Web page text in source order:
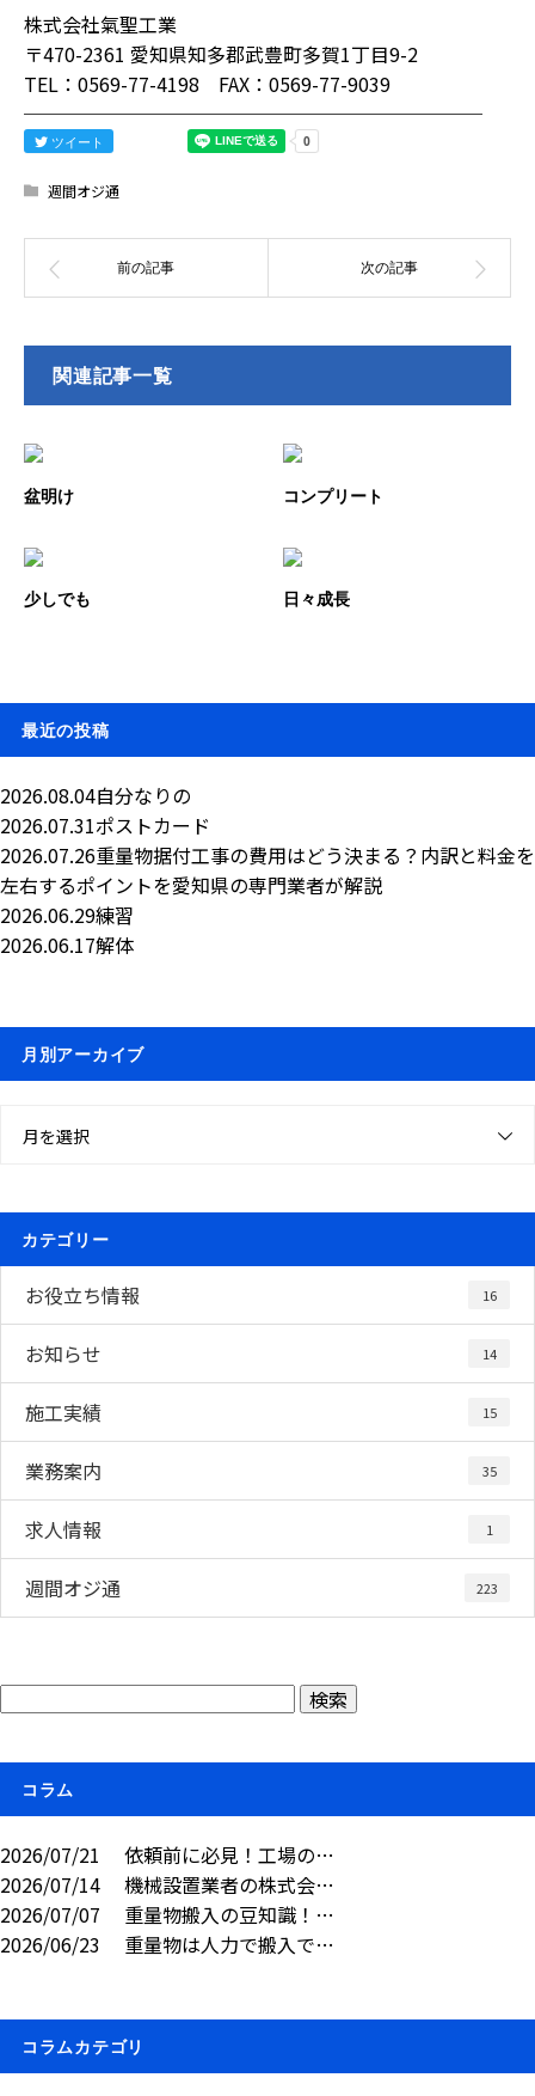
株式会社氣聖工業
〒470-2361 愛知県知多郡武豊町多賀1丁目9-2
TEL：0569-77-4198 FAX：0569-77-9039
────────────────────────
ツイート
週間オジ通
関連記事一覧
盆明け コンプリート
少しでも 日々成長
最近の投稿
2026.08.04自分なりの
2026.07.31ポストカード
2026.07.26重量物据付工事の費用はどう決まる？内訳と料金を
左右するポイントを愛知県の専門業者が解説
2026.06.29練習
2026.06.17解体
月別アーカイブ
月を選択
カテゴリー
お役立ち情報 16
お知らせ 14
施工実績 15
業務案内 35
求人情報 1
週間オジ通 223
コラム
2026/07/21
依頼前に必見！工場の…
2026/07/14
機械設置業者の株式会…
2026/07/07
重量物搬入の豆知識！…
2026/06/23
重量物は人力で搬入で…
コラムカテゴリ